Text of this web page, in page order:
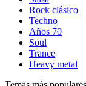
Rock clásico
Techno
Años 70
Soul
Trance
Heavy metal